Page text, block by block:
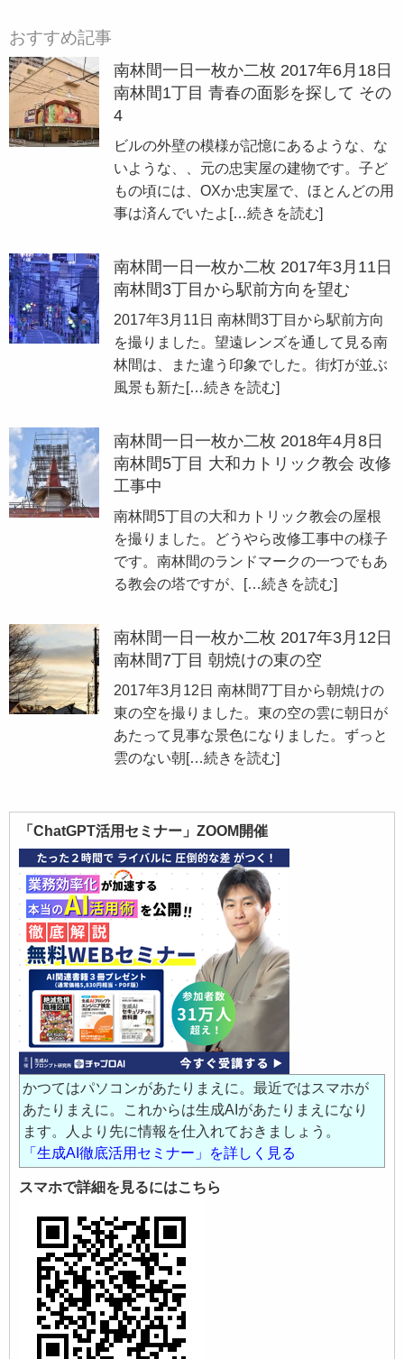
おすすめ記事
南林間一日一枚か二枚 2017年6月18日
南林間1丁目 青春の面影を探して その
4
ビルの外壁の模様が記憶にあるような、な
いような、、元の忠実屋の建物です。子ど
もの頃には、OXか忠実屋で、ほとんどの用
事は済んでいたよ […続きを読む]
南林間一日一枚か二枚 2017年3月11日
南林間3丁目から駅前方向を望む
2017年3月11日 南林間3丁目から駅前方向
を撮りました。望遠レンズを通して見る南
林間は、また違う印象でした。街灯が並ぶ
風景も新た […続きを読む]
南林間一日一枚か二枚 2018年4月8日
南林間5丁目 大和カトリック教会 改修
工事中
南林間5丁目の大和カトリック教会の屋根
を撮りました。どうやら改修工事中の様子
です。南林間のランドマークの一つでもあ
る教会の塔ですが、
[…続きを読む]
南林間一日一枚か二枚 2017年3月12日
南林間7丁目 朝焼けの東の空
2017年3月12日 南林間7丁目から朝焼けの
東の空を撮りました。東の空の雲に朝日が
あたって見事な景色になりました。ずっと
雲のない朝[…続きを読む]
「ChatGPT活用セミナー」ZOOM開催
かつてはパソコンがあたりまえに。最近ではスマホが
あたりまえに。これからは生成AIがあたりまえになり
ます。人より先に情報を仕入れておきましょう。
「生成AI徹底活用セミナー」を詳しく見る
スマホで詳細を見るにはこちら